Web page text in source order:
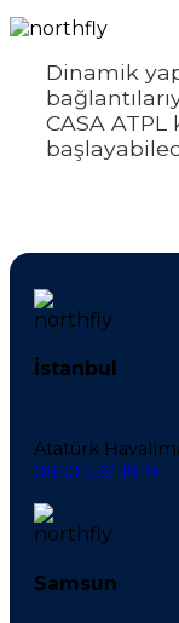
Dinamik
CASA ATPL
İstanbul
Atatürk
0850 532 1919
Samsun